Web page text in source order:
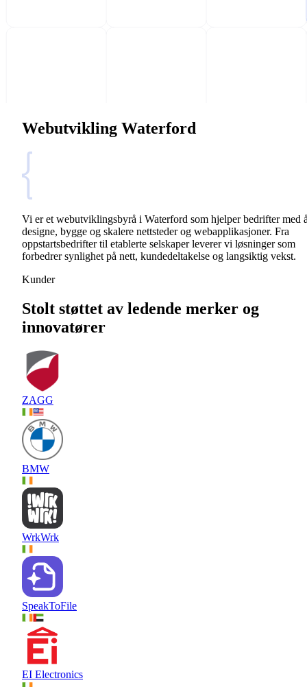
Webutvikling Waterford
Vi er et webutviklingsbyrå i Waterford som hjelper bedrifter med
designe, bygge og skalere nettsteder og webapplikasjoner. Fra
oppstartsbedrifter til etablerte selskaper leverer vi løsninger som
forbedrer synlighet på nett, kundedeltakelse og langsiktig vekst.
Kunder
Stolt støttet av ledende merker og
innovatører
ZAGG
BMW
WrkWrk
SpeakToFile
EI Electronics